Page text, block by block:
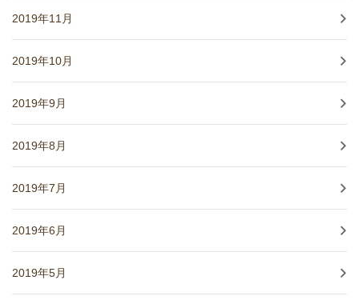
2019年11月
2019年10月
2019年9月
2019年8月
2019年7月
2019年6月
2019年5月